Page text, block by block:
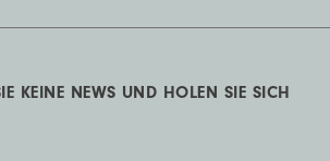
KEINE NEWS UND HOLEN SIE SICH